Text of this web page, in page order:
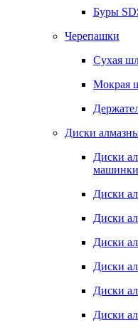
Буры
Черепашки
Сухая
Мокрая
Диски
Диски
машинки
Диски
Диски
Диски
Диски
Диски
Диски